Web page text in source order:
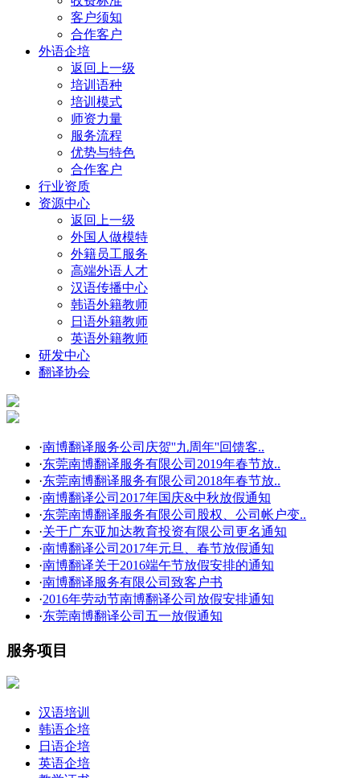
客户须知
合作客户
外语企培
返回上一级
培训语种
培训模式
师资力量
服务流程
优势与特色
合作客户
行业资质
资源中心
返回上一级
外国人做模特
外籍员工服务
高端外语人才
汉语传播中心
韩语外籍教师
日语外籍教师
英语外籍教师
研发中心
翻译协会
·南博翻译服务公司庆贺''九周年''回馈客..
·东莞南博翻译服务有限公司2019年春节放..
·东莞南博翻译服务有限公司2018年春节放..
·南博翻译公司2017年国庆&中秋放假通知
·东莞南博翻译服务有限公司股权、公司帐户变..
·关于广东亚加达教育投资有限公司更名通知
·南博翻译公司2017年元旦、春节放假通知
·南博翻译关于2016端午节放假安排的通知
·南博翻译服务有限公司致客户书
·2016年劳动节南博翻译公司放假安排通知
·东莞南博翻译公司五一放假通知
服务项目
汉语培训
韩语企培
日语企培
英语企培